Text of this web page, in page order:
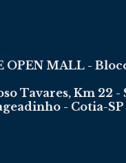
OPEN MALL -
Tavares, Km 22 -
- Cotia-SP